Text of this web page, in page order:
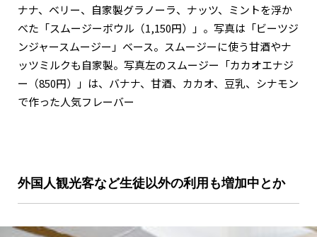
ナナ、ベリー、自家製グラノーラ、ナッツ、ミントを浮か
べた「スムージーボウル（1,150円）」。写真は「ビーツジ
ンジャースムージー」ベース。スムージーに使う甘酒やナ
ッツミルクも自家製。写真左のスムージー「カカオエナジ
ー（850円）」は、バナナ、甘酒、カカオ、豆乳、シナモン
で作った人気フレーバー
外国人観光客など生徒以外の利用も増加中とか